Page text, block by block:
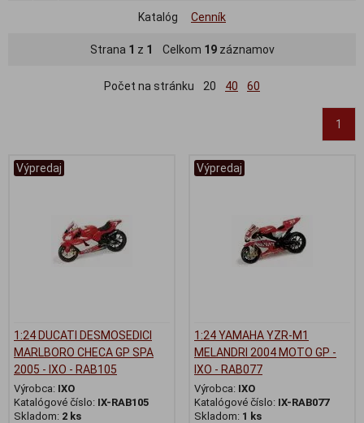
Katalóg Cenník
Strana 1 z 1 Celkom 19záznamov
Počet na stránku 20 40 60
1
Výpredaj
1:24 DUCATI DESMOSEDICI
MARLBORO CHECA GP SPA
2005 - IXO - RAB105
Výrobca: IXO
Katalógové číslo: IX-RAB105
Skladom: 2 ks
Výpredaj
1:24 YAMAHA YZR-M1
MELANDRI 2004 MOTO GP -
IXO - RAB077
Výrobca: IXO
Katalógové číslo: IX-RAB077
Skladom: 1 ks